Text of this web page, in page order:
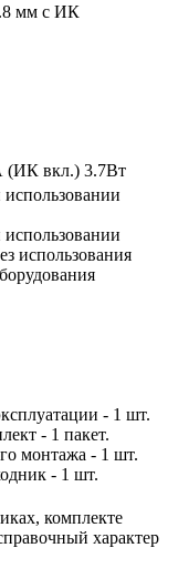
мм c ИК
(ИК вкл.) 3.7Вт
использования
- 1 шт.
- 1 пакет.
монтажа - 1 шт.
- 1 шт.
комплекте
характер